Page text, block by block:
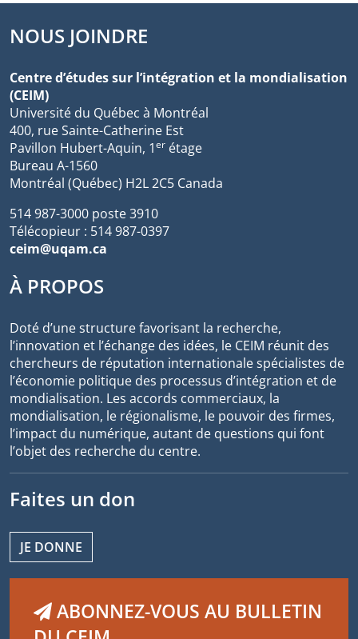
NOUS JOINDRE
Centre d’études sur l’intégration et la mondialisation
(CEIM)
Université du Québec à Montréal
400, rue Sainte-Catherine Est
Pavillon Hubert-Aquin, 1er étage
Bureau A-1560
Montréal (Québec) H2L 2C5 Canada
514 987-3000 poste 3910
Télécopieur : 514 987-0397
ceim@uqam.ca
À PROPOS
Doté d’une structure favorisant la recherche,
l’innovation et l’échange des idées, le CEIM réunit des
chercheurs de réputation internationale spécialistes de
l’économie politique des processus d’intégration et de
mondialisation. Les accords commerciaux, la
mondialisation, le régionalisme, le pouvoir des firmes,
l’impact du numérique, autant de questions qui font
l’objet des recherche du centre.
Faites un don
JE DONNE
ABONNEZ-VOUS AU BULLETIN